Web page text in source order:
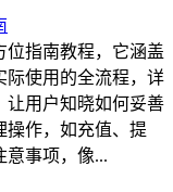
位指南教程，它涵盖
际使用的全流程，详
让用户知晓如何妥善
操作，如充值、提
意事项，像...